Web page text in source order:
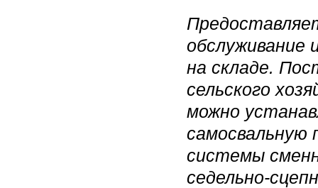
обслуживание
на складе.
сельского
можно
самосвальную
системы
седельно-